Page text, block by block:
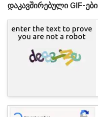
დაკავშირებული GIF-ები